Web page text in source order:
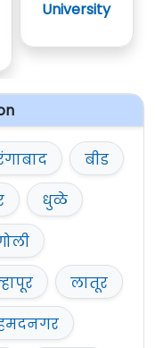
University
बीड
धुळे
लातूर